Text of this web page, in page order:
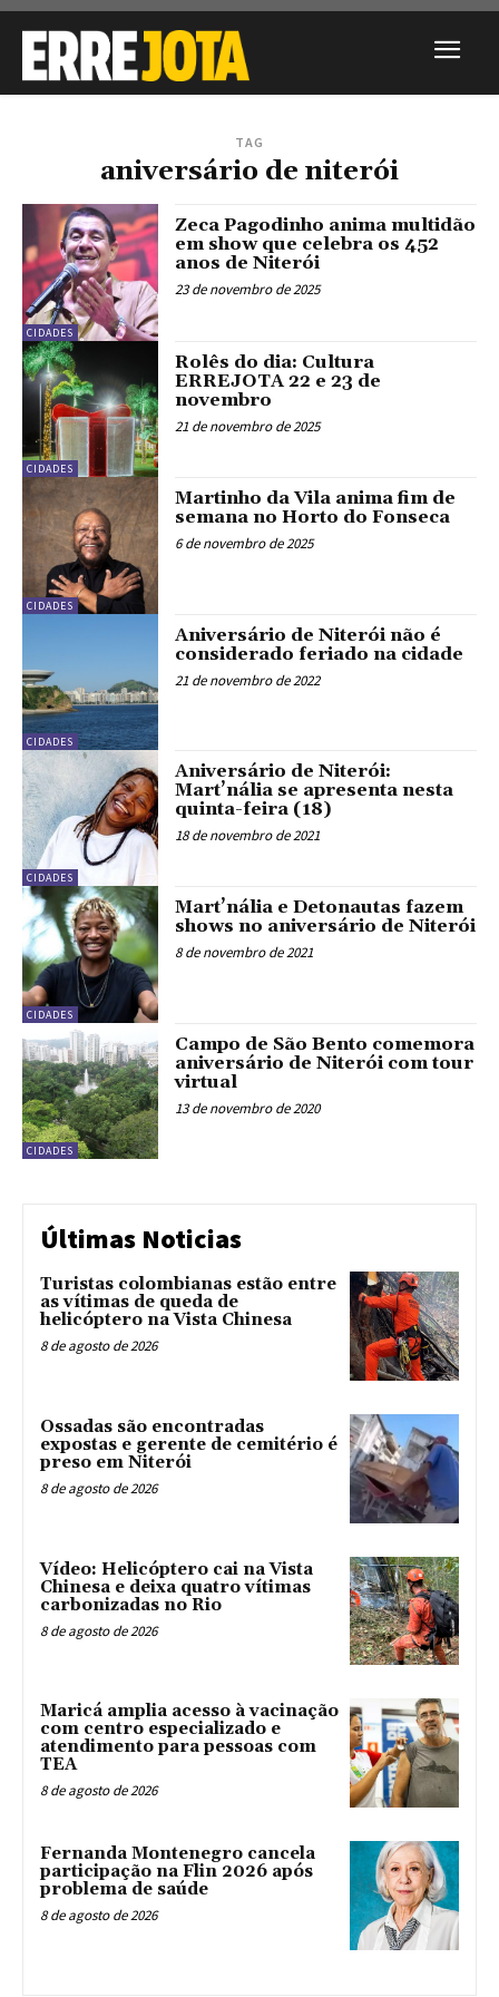
TAG
aniversário de niterói
CIDADES
Zeca Pagodinho anima multidão
em show que celebra os 452
anos de Niterói
23 de novembro de 2025
CIDADES
Rolês do dia: Cultura
ERREJOTA 22 e 23 de
novembro
21 de novembro de 2025
CIDADES
Martinho da Vila anima fim de
semana no Horto do Fonseca
6 de novembro de 2025
CIDADES
Aniversário de Niterói não é
considerado feriado na cidade
21 de novembro de 2022
CIDADES
Aniversário de Niterói:
Mart’nália se apresenta nesta
quinta-feira (18)
18 de novembro de 2021
CIDADES
Mart’nália e Detonautas fazem
shows no aniversário de Niterói
8 de novembro de 2021
CIDADES
Campo de São Bento comemora
aniversário de Niterói com tour
virtual
13 de novembro de 2020
Últimas Noticias
Turistas colombianas estão entre
as vítimas de queda de
helicóptero na Vista Chinesa
8 de agosto de 2026
Ossadas são encontradas
expostas e gerente de cemitério é
preso em Niterói
8 de agosto de 2026
Vídeo: Helicóptero cai na Vista
Chinesa e deixa quatro vítimas
carbonizadas no Rio
8 de agosto de 2026
Maricá amplia acesso à vacinação
com centro especializado e
atendimento para pessoas com
TEA
8 de agosto de 2026
Fernanda Montenegro cancela
participação na Flin 2026 após
problema de saúde
8 de agosto de 2026